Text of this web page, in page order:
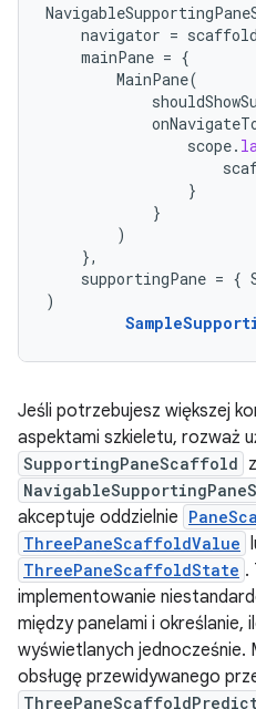
navigator =
mainPane = {
MainPane(
scope.
}
}
)
},
supportingPane = {
)
Jeśli potrzebujesz większej
aspektami szkieletu, rozważ
SupportingPaneScaffold
akceptuje oddzielnie
ThreePaneScaffoldValue
ThreePaneScaffoldState .
implementowanie
między panelami i określanie,
wyświetlanych jednocześnie.
obsługę przewidywanego